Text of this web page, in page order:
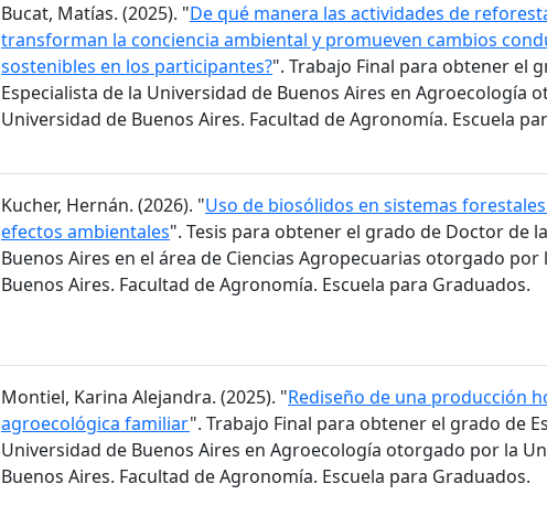
Bucat, Matías. (2025). "De qué manera las actividades de
transforman la conciencia ambiental y promueven cambios
sostenibles en los participantes?". Trabajo Final para obtener el
Especialista de la Universidad de Buenos Aires en Agroecología
Universidad de Buenos Aires. Facultad de Agronomía. Escuela
Kucher, Hernán. (2026). "Uso de biosólidos en sistemas
efectos ambientales". Tesis para obtener el grado de Doctor de
Buenos Aires en el área de Ciencias Agropecuarias otorgado por
Buenos Aires. Facultad de Agronomía. Escuela para Graduados.
Montiel, Karina Alejandra. (2025). "Rediseño de una producción
agroecológica familiar". Trabajo Final para obtener el grado de
Universidad de Buenos Aires en Agroecología otorgado por la
Buenos Aires. Facultad de Agronomía. Escuela para Graduados.